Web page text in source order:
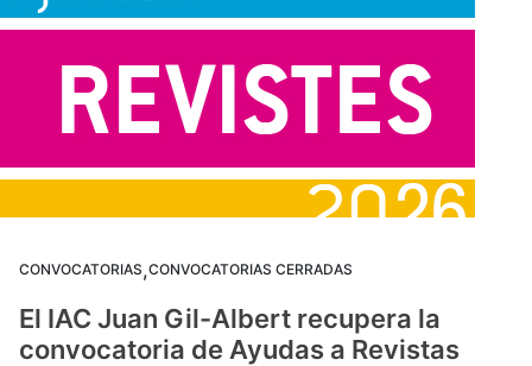
CONVOCATORIAS,CONVOCATORIAS CERRADAS
El IAC Juan Gil-Albert recupera la
convocatoria de Ayudas a Revistas